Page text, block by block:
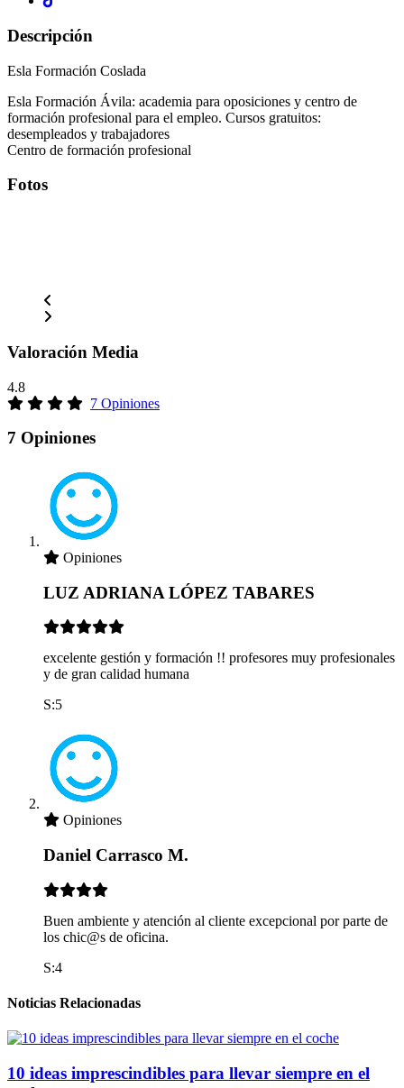
Descripción
Esla Formación Coslada
Esla Formación Ávila: academia para oposiciones y centro de
formación profesional para el empleo. Cursos gratuitos:
desempleados y trabajadores
Centro de formación profesional
Fotos
Valoración Media
4.8
7 Opiniones
7 Opiniones
Opiniones
LUZ ADRIANA LÓPEZ TABARES
excelente gestión y formación !! profesores muy profesionales
y de gran calidad humana
S:5
Opiniones
Daniel Carrasco M.
Buen ambiente y atención al cliente excepcional por parte de
los chic@s de oficina.
S:4
Noticias Relacionadas
10 ideas imprescindibles para llevar siempre en el